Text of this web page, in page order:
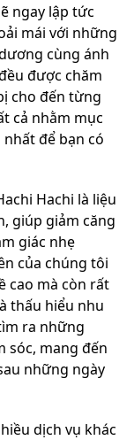
ngay lập tức
mái với những
cùng ánh
được chăm
cho đến từng
cả nhằm mục
để bạn có
Hachi là liệu
giúp giảm căng
giác nhẹ
của chúng tôi
cao mà còn rất
thấu hiểu nhu
ra những
sóc, mang đến
những ngày
dịch vụ khác